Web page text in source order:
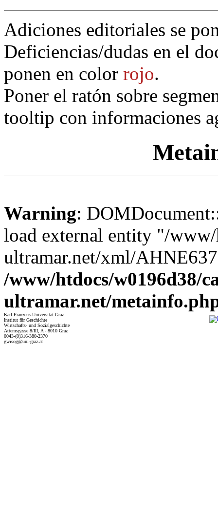
Adiciones editoriales se
Deficiencias/dudas en el
ponen en color rojo.
Poner el ratón sobre
tooltip con informaciones
Warning:
load external entity "/
ultramar.net/xml/
/www/htdocs/w0196d38/
ultramar.net/
Karl-Franzens-Universität Graz
Institut für Geschichte
Wirtschafts- und Sozialgeschichte
Attemsgasse 8/III, A - 8010 Graz
0043-(0)316-380-2370
gwisog@uni-graz.at